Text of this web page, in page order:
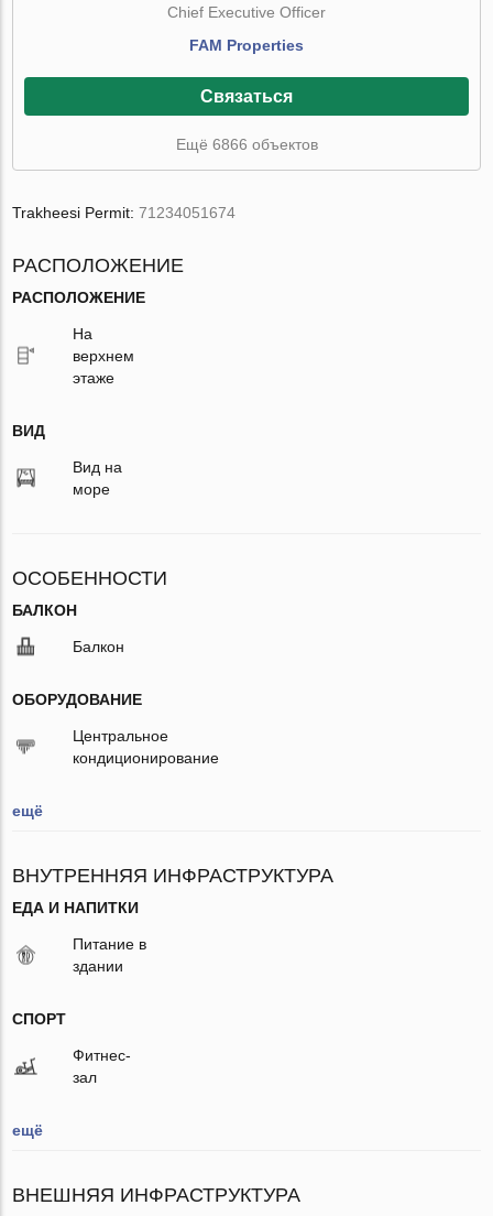
Chief Executive Officer
FAM Properties
Связаться
Ещё 6866 объектов
Trakheesi Permit:71234051674
РАСПОЛОЖЕНИЕ
РАСПОЛОЖЕНИЕ
На
верхнем
этаже
ВИД
Вид на
море
ОСОБЕННОСТИ
БАЛКОН
Балкон
ОБОРУДОВАНИЕ
Центральное
кондиционирование
ещё
ВНУТРЕННЯЯ ИНФРАСТРУКТУРА
ЕДА И НАПИТКИ
Питание в
здании
СПОРТ
Фитнес-
зал
ещё
ВНЕШНЯЯ ИНФРАСТРУКТУРА